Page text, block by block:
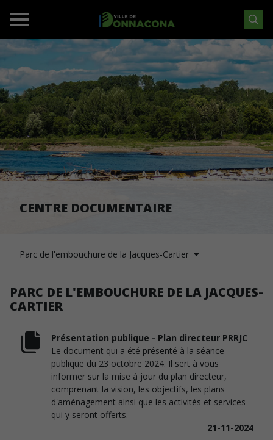
CENTRE DOCUMENTAIRE
Parc de l'embouchure de la Jacques-Cartier
PARC DE L'EMBOUCHURE DE LA JACQUES-
CARTIER
Présentation publique - Plan directeur PRRJC
Le document qui a été présenté à la séance
publique du 23 octobre 2024. Il sert à vous
informer sur la mise à jour du plan directeur,
comprenant la vision, les objectifs, les plans
d'aménagement ainsi que les activités et services
qui y seront offerts.
21-11-2024